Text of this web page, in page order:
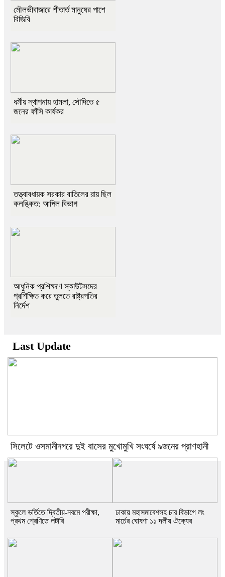
মৌলভীবাজারে শীতার্ত মানুষের পাশে
বিজিবি
ধর্মীয় স্থাপনায় হামলা, সৌদিতে ৫
জনের ফাঁসি কার্যকর
তত্ত্বাবধায়ক সরকার বাতিলের রায় ছিল
কলঙ্কিত: আপিল বিভাগ
আধুনিক প্রশিক্ষণে স্কাউটসদের
প্রশিক্ষিত করে তুলতে রাষ্ট্রপতির
নির্দেশ
Last Update
সিলেটে ওসমানীনগরে দুই বাসের মুখোমুখি সংঘর্ষে ৯জনের প্রাণহানী
স্কুলে ভর্তিতে দ্বিতীয়-নবমে পরীক্ষা,
প্রথম শ্রেণিতে লটারি
ঢাকায় মহাসমাবেশসহ চার বিভাগে লং
মার্চের ঘোষণা ১১ দলীয় ঐক্যের